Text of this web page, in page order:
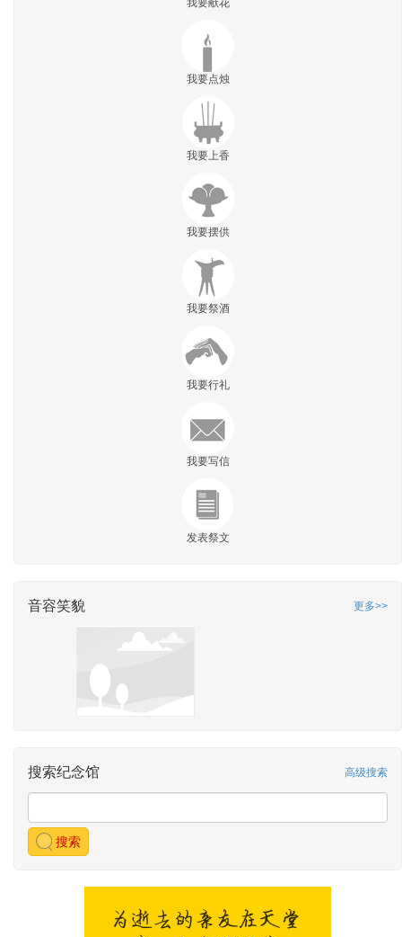
我要献花
我要点烛
我要上香
我要摆供
我要祭酒
我要行礼
我要写信
发表祭文
音容笑貌 更多>>
搜索纪念馆 高级搜索
搜索